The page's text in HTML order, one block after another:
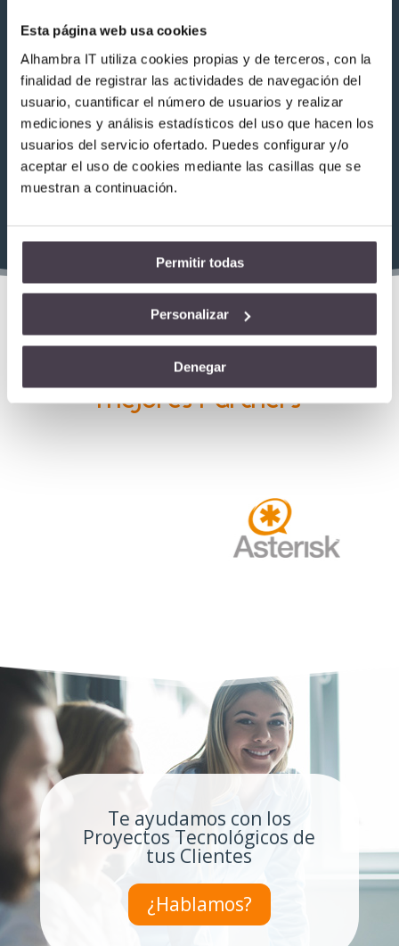
Esta página web usa cookies
Alhambra IT utiliza cookies propias y de terceros, con la
finalidad de registrar las actividades de navegación del
usuario, cuantificar el número de usuarios y realizar
mediciones y análisis estadísticos del uso que hacen los
usuarios del servicio ofertado. Puedes configurar y/o
aceptar el uso de cookies mediante las casillas que se
muestran a continuación.
Permitir todas
Personalizar
Denegar
Provider (MSP).
Centralita Multiempresa
Plataforma de Fax
Plataforma de SMS
SBC Teams (Anynode)
SBC Webex (Cisco Cube)
Trabajamos con los
mejores Partners
Te ayudamos con los
Proyectos Tecnológicos de
tus Clientes
¿Hablamos?